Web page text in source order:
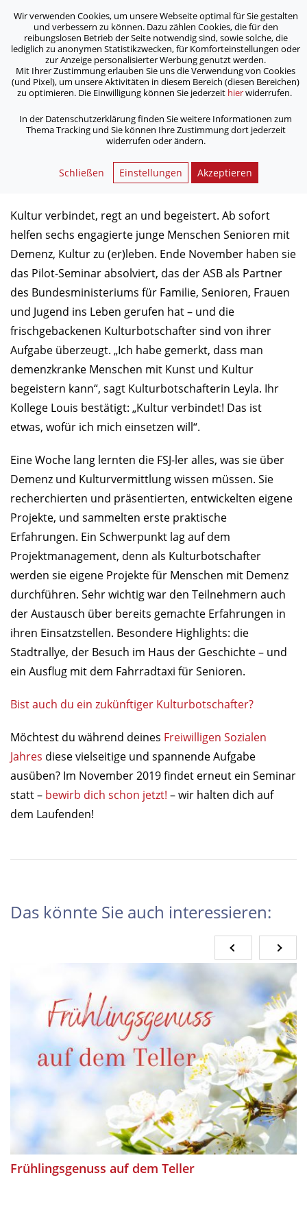
ASB Bonn/Rhein-Sieg/Eifel e.V.
bewegt Menschen
Home / Aktuelles /
Neue ASB-Kulturbotschafter helfen Menschen mit Demenz
Neue ASB-Kulturbotschafter
helfen Menschen mit Demenz
Kultur verbindet, regt an und begeistert. Ab sofort
helfen sechs engagierte junge Menschen Senioren mit
Demenz, Kultur zu (er)leben. Ende November haben sie
das Pilot-Seminar absolviert, das der ASB als Partner
des Bundesministeriums für Familie, Senioren, Frauen
und Jugend ins Leben gerufen hat – und die
frischgebackenen Kulturbotschafter sind von ihrer
Aufgabe überzeugt. „Ich habe gemerkt, dass man
demenzkranke Menschen mit Kunst und Kultur
begeistern kann“, sagt Kulturbotschafterin Leyla. Ihr
Kollege Louis bestätigt: „Kultur verbindet! Das ist
etwas, wofür ich mich einsetzen will“.
Eine Woche lang lernten die FSJ-ler alles, was sie über
Demenz und Kulturvermittlung wissen müssen. Sie
recherchierten und präsentierten, entwickelten eigene
Projekte, und sammelten erste praktische
Erfahrungen. Ein Schwerpunkt lag auf dem
Projektmanagement, denn als Kulturbotschafter
werden sie eigene Projekte für Menschen mit Demenz
durchführen. Sehr wichtig war den Teilnehmern auch
der Austausch über bereits gemachte Erfahrungen in
ihren Einsatzstellen. Besondere Highlights: die
Stadtrallye, der Besuch im Haus der Geschichte – und
ein Ausflug mit dem Fahrradtaxi für Senioren.
Bist auch du ein zukünftiger Kulturbotschafter?
Möchtest du während deines Freiwilligen Sozialen
Jahres diese vielseitige und spannende Aufgabe
ausüben? Im November 2019 findet erneut ein Seminar
statt – bewirb dich schon jetzt! – wir halten dich auf
dem Laufenden!
Das könnte Sie auch interessieren:
Frühlingsgenuss auf dem Teller
Wir verwenden Cookies, um unsere Webseite optimal für Sie gestalten
und verbessern zu können. Dazu zählen Cookies, die für den
reibungslosen Betrieb der Seite notwendig sind, sowie solche, die
lediglich zu anonymen Statistikzwecken, für Komforteinstellungen oder
zur Anzeige personalisierter Werbung genutzt werden.
Mit Ihrer Zustimmung erlauben Sie uns die Verwendung von Cookies
(und Pixel), um unsere Aktivitäten in diesem Bereich (diesen Bereichen)
zu optimieren. Die Einwilligung können Sie jederzeit hierwiderrufen.
In der Datenschutzerklärung finden Sie weitere Informationen zum
Thema Tracking und Sie können Ihre Zustimmung dort jederzeit
widerrufen oder ändern.
Schließen Einstellungen Akzeptieren